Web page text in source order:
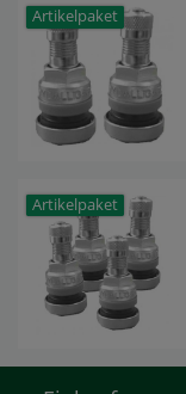
Artikelpaket
Artikelpaket